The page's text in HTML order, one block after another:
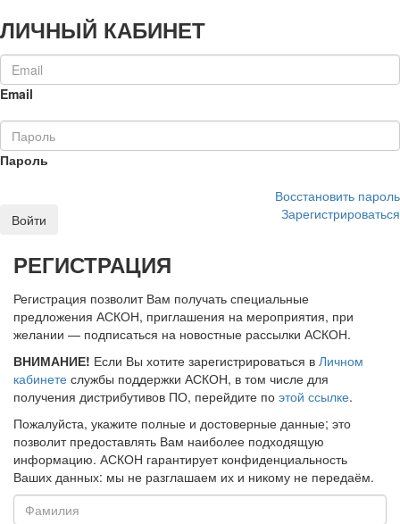
ЛИЧНЫЙ КАБИНЕТ
Email
Пароль
Восстановить пароль
Войти
Зарегистрироваться
РЕГИСТРАЦИЯ
Регистрация позволит Вам получать специальные
предложения АСКОН, приглашения на мероприятия, при
желании — подписаться на новостные рассылки АСКОН.
ВНИМАНИЕ! Если Вы хотите зарегистрироваться в Личном
кабинете службы поддержки АСКОН, в том числе для
получения дистрибутивов ПО, перейдите по этой ссылке.
Пожалуйста, укажите полные и достоверные данные; это
позволит предоставлять Вам наиболее подходящую
информацию. АСКОН гарантирует конфиденциальность
Ваших данных: мы не разглашаем их и никому не передаём.